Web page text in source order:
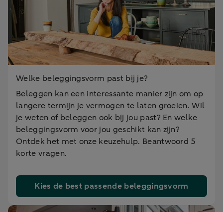
Welke beleggingsvorm past bij je?
Beleggen kan een interessante manier zijn om op
langere termijn je vermogen te laten groeien. Wil
je weten of beleggen ook bij jou past? En welke
beleggingsvorm voor jou geschikt kan zijn?
Ontdek het met onze keuzehulp. Beantwoord 5
korte vragen.
Kies de best passende beleggingsvorm